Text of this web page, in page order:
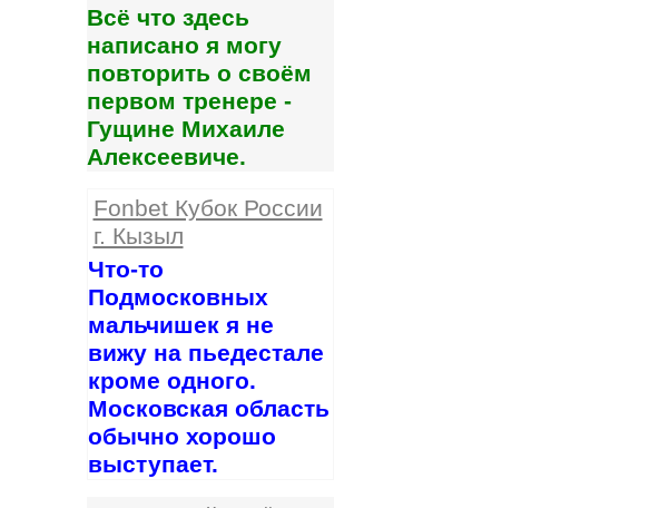
Всё что здесь
написано я могу
повторить о своём
первом тренере -
Гущине Михаиле
Алексеевиче.
Fonbet Кубок России
г. Кызыл
Что-то
Подмосковных
мальчишек я не
вижу на пьедестале
кроме одного.
Московская область
обычно хорошо
выступает.